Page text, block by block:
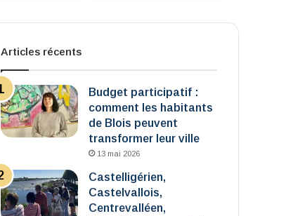
Articles récents
Budget participatif :
comment les habitants
de Blois peuvent
transformer leur ville
13 mai 2026
Castelligérien,
Castelvallois,
Centrevalléen,